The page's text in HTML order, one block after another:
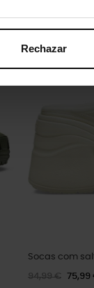
Rechazar
-20%
Socas com
94,99 € 75,99